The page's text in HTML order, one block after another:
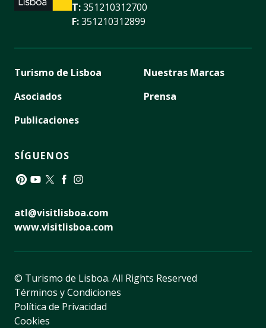
T:351210312700
F:351210312899
Turismo de Lisboa
Asociados
Publicaciones
Nuestras Marcas
Prensa
SÍGUENOS
atl@visitlisboa.com
www.visitlisboa.com
© Turismo de Lisboa. All Rights Reserved
Términos y Condiciones
Política de Privacidad
Cookies